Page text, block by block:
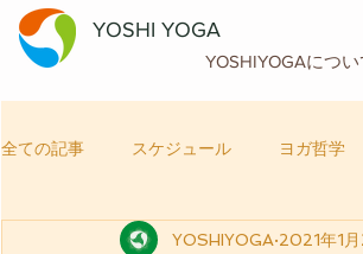
YOSHI YOGA
YOSHIYOGAについ
全ての記事 スケジュール ヨガ哲学
自律神経メンテナンス ヨガ
YOSHIYOGA 2021年1月